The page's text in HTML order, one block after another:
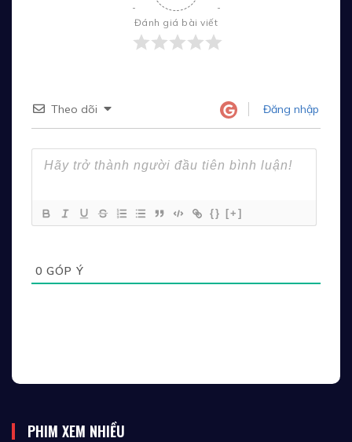
Đánh giá bài viết
Theo dõi Đăng nhập
{} [+]
0 GÓP Ý
PHIM XEM NHIỀU